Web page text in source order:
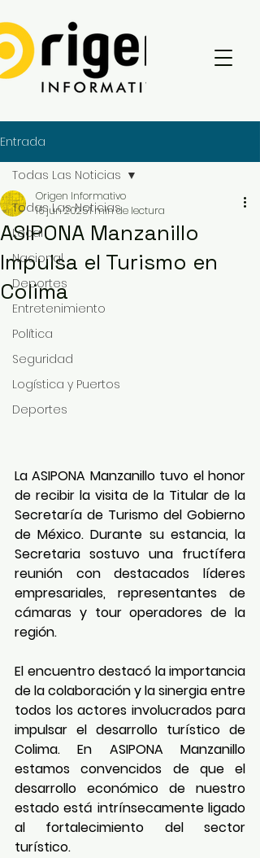
Entrada
Todas Las Noticias
Local
Nacional
Deportes
Entretenimiento
Política
Seguridad
Logística y Puertos
Deportes
Todas Las Noticias
ASIPONA Manzanillo
Impulsa el Turismo en
Colima
Origen Informativo
16 jun 20251 min de lectura
La ASIPONA Manzanillo tuvo el honor
de recibir la visita de la Titular de la
Secretaría de Turismo del Gobierno
de México. Durante su estancia, la
Secretaria sostuvo una fructífera
reunión con destacados líderes
empresariales, representantes de
cámaras y tour operadores de la
región.
El encuentro destacó la importancia
de la colaboración y la sinergia entre
todos los actores involucrados para
impulsar el desarrollo turístico de
Colima. En ASIPONA Manzanillo
estamos convencidos de que el
desarrollo económico de nuestro
estado está intrínsecamente ligado
al fortalecimiento del sector
turístico.